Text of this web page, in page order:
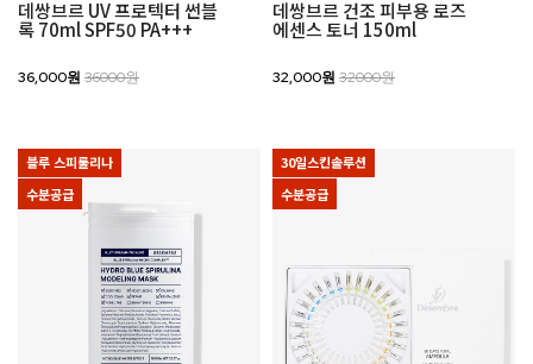
데쌍브르 UV 프로텍터 썬블
록 70ml SPF50 PA+++
36,000원 36000원
데쌍브르 건조 피부용 로즈
에센스 토너 150ml
32,000원 32000원
블루 스피룰리나
수분공급
30일스킨솔루션
수분공급